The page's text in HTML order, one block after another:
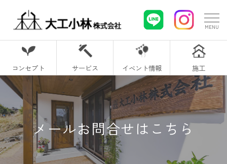
コンセプト サービス イベント情報 施工
メールお問合せはこちら